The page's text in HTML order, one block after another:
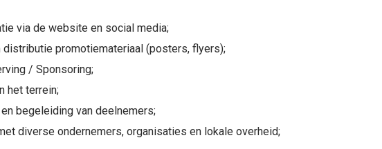
via de website en social media;
distributie promotiemateriaal (posters, flyers);
/ Sponsoring;
het terrein;
begeleiding van deelnemers;
diverse ondernemers, organisaties en lokale overheid;